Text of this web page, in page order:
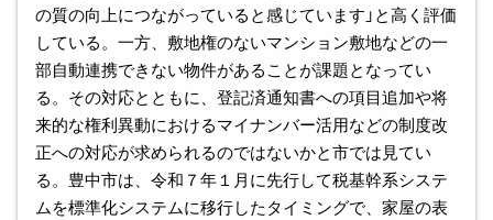
の質の向上につながっていると感じています」と高く評価
している。一方、敷地権のないマンション敷地などの一
部自動連携できない物件があることが課題となってい
る。その対応とともに、登記済通知書への項目追加や将
来的な権利異動におけるマイナンバー活用などの制度改
正への対応が求められるのではないかと市では見てい
る。豊中市は、令和７年１月に先行して税基幹系システ
ムを標準化システムに移行したタイミングで、家屋の表